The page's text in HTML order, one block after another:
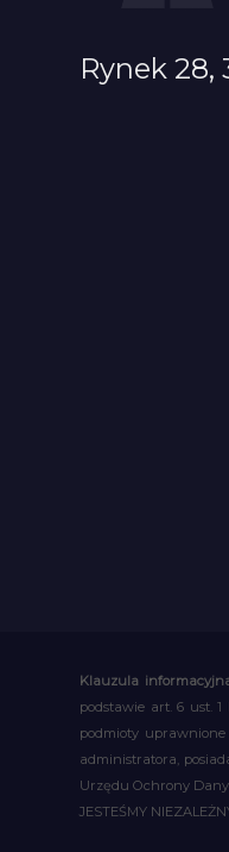
Rynek 28,
Klauzula
podstawie art. 6 ust.
podmioty
administratora,
Urzędu Ochrony
JESTEŚMY